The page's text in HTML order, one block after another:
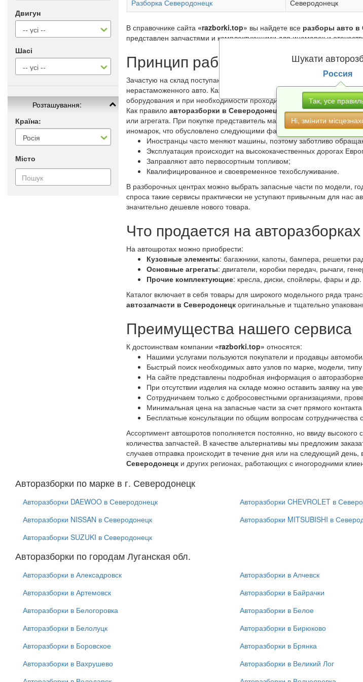
Шукати
Россия
Так, усе
Ні, змінити
Двигун
Шасі
Розташування:
Країна:
Місто
Разборка Северодонецк
Северодонецк
В справочнике сайта «razborki.top» вы найдете все разборы авто в
представлен запчастями и комплектующими для иномарок и
Принцип работы авторазборок
Зачастую на склад поступают запасные части извлеченные перед
нерастаможенного авто. Каждый демонтированный агрегат, любая
оборудования и при необходимости проходит восстановление.
Как правило авторазборки в Северодонецк
предоставляют
или агрегата. При покупке представитель магазина также укажет
иномарок, что обусловлено следующими факторами:
Иностранцы часто меняют машины, поэтому заботливо
Эксплуатация происходит на высококачественных дорогах
Заправляют авто первосортным топливом;
Квалифицированное и своевременное техобслуживание.
В разборочных центрах можно выбрать запасные части по модели,
спроса такие сервисы практически не уступают привычным для нас
значительно дешевле нового товара.
Что продается на
На автошротах можно приобрести:
Кузовные элементы: багажники, капоты, бампера, решетки
Основные агрегаты: двигатели, коробки передач, рычаги,
Прочие комплектующие: кресла, диски, спойлеры, фары и др.
Каталог включает в себя товары для широкого модельного ряда
автозапчасти в Северодонецк оригинальные и тщательно
Преимущества нашего сервиса
К достоинствам компании «razborki.top» относятся:
Нашими услугами пользуются покупатели и продавцы
Быстрый поиск необходимых авто узлов по марке, модели,
На сайте представлены подробная информация о
При отсутствии изделия на складе можно оставить заявку на
Сотрудничаем только с добросовестными организациями,
Минимальная цена на запасные части за счет прямого
Бесплатные консультации по общим вопросам сотрудничества с
Ассортимент автошротов пополняется постоянно, но ввиду
количества запчастей. В качестве альтернативы мы предложим
случаев отправка происходит в течение дня или на следующий
Северодонецк и других регионах, работающих с иногородними
Авторазборки по марке в г. Северодонецк
Авторазборки DAEWOO в Северодонецк Авторазборки CHEVROLET в
Авторазборки NISSAN в Северодонецк
Авторазборки MITSUBISHI в
Авторазборки SUZUKI в Северодонецк
Авторазборки по городам Луганская обл.
Авторазборки в Алексадровск Авторазборки в Алчевск
Авторазборки в Артемовск
Авторазборки в Байрачки
Авторазборки в Белогоровка
Авторазборки в Белое
Авторазборки в Белолуцк
Авторазборки в Бирюково
Авторазборки в Боровское
Авторазборки в Брянка
Авторазборки в Вахрушево
Авторазборки в Великий Лог